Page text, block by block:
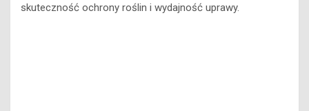
skuteczność ochrony roślin i wydajność uprawy.